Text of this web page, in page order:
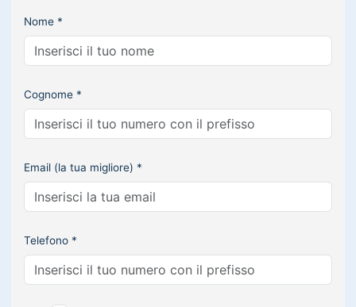
Nome *
Cognome *
Email (la tua migliore) *
Telefono *